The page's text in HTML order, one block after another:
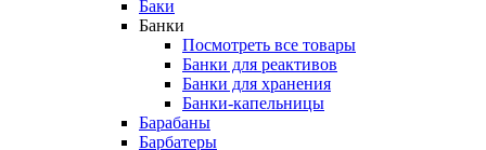
Баки
Банки
Посмотреть все товары
Банки для реактивов
Банки для хранения
Банки-капельницы
Барабаны
Барбатеры